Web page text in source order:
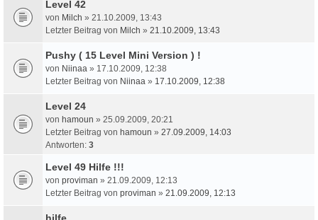
Level 42
von Milch » 21.10.2009, 13:43
Letzter Beitrag von Milch » 21.10.2009, 13:43
Pushy ( 15 Level Mini Version ) !
von Niinaa » 17.10.2009, 12:38
Letzter Beitrag von Niinaa » 17.10.2009, 12:38
Level 24
von hamoun » 25.09.2009, 20:21
Letzter Beitrag von hamoun » 27.09.2009, 14:03
Antworten: 3
Level 49 Hilfe !!!
von proviman » 21.09.2009, 12:13
Letzter Beitrag von proviman » 21.09.2009, 12:13